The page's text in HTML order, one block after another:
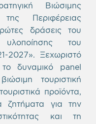
Βιώσιμης
Περιφέρειας
δράσεις του
του
2027». Ξεχωριστό
δυναμικό panel
τουριστική
προϊόντα,
ζητήματα για την
και τη